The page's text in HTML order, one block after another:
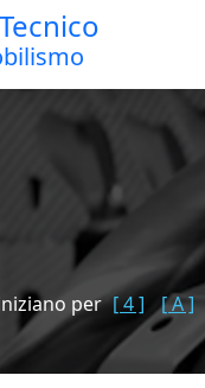
per [ 4 ] [ A ]